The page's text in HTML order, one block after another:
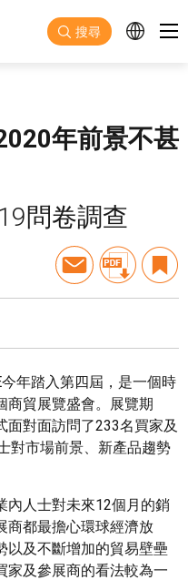
搜尋
年前景不甚
問卷調查
今年踏入第四屆，是一個時
商貿展覽盛會。展覽期
面對面訪問了233名買家及
對市場前景、新產品趨勢
內人士對未來12個月的銷
商都最擔心環球經濟放
以及不斷增加的貿易壁壘
家及參展商的看法較為一